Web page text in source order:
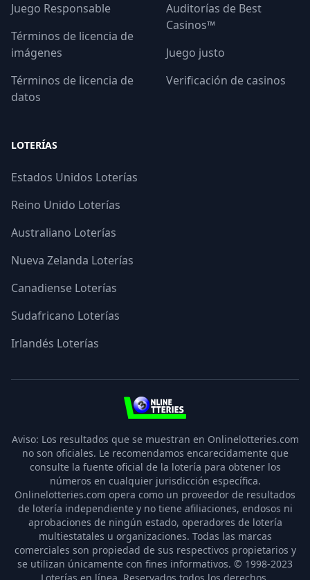
Juego Responsable
Términos de licencia de
imágenes
Términos de licencia de
datos
Auditorías de Best
Casinos™
Juego justo
Verificación de casinos
LOTERÍAS
Estados Unidos Loterías
Reino Unido Loterías
Australiano Loterías
Nueva Zelanda Loterías
Canadiense Loterías
Sudafricano Loterías
Irlandés Loterías
3
Aviso: Los resultados que se muestran en Onlinelotteries.com
no son oficiales. Le recomendamos encarecidamente que
consulte la fuente oficial de la lotería para obtener los
números en cualquier jurisdicción específica.
Onlinelotteries.com opera como un proveedor de resultados
de lotería independiente y no tiene afiliaciones, endosos ni
aprobaciones de ningún estado, operadores de lotería
multiestatales u organizaciones. Todas las marcas
comerciales son propiedad de sus respectivos propietarios y
se utilizan únicamente con fines informativos. © 1998-2023